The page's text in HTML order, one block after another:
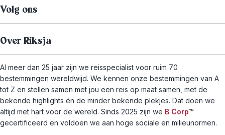
Volg ons
Over Riksja
Al meer dan 25 jaar zijn we reisspecialist voor ruim 70
bestemmingen wereldwijd. We kennen onze bestemmingen van A
tot Z en stellen samen met jou een reis op maat samen, met de
bekende highlights én de minder bekende plekjes. Dat doen we
altijd met hart voor de wereld. Sinds 2025 zijn we B Corp™
gecertificeerd en voldoen we aan hoge sociale en milieunormen.